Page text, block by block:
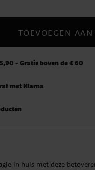
TOEVOEGEN
- Gratis boven de € 60
met Klarna
in huis met deze